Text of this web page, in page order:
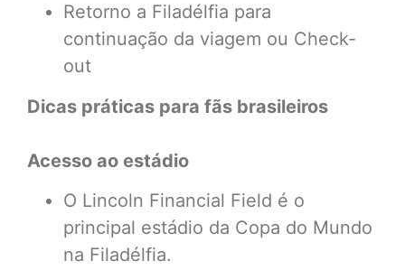
Retorno a Filadélfia para
continuação da viagem ou Check-
out
Dicas práticas para fãs brasileiros
Acesso ao estádio
O Lincoln Financial Field é o
principal estádio da Copa do Mundo
na Filadélfia.